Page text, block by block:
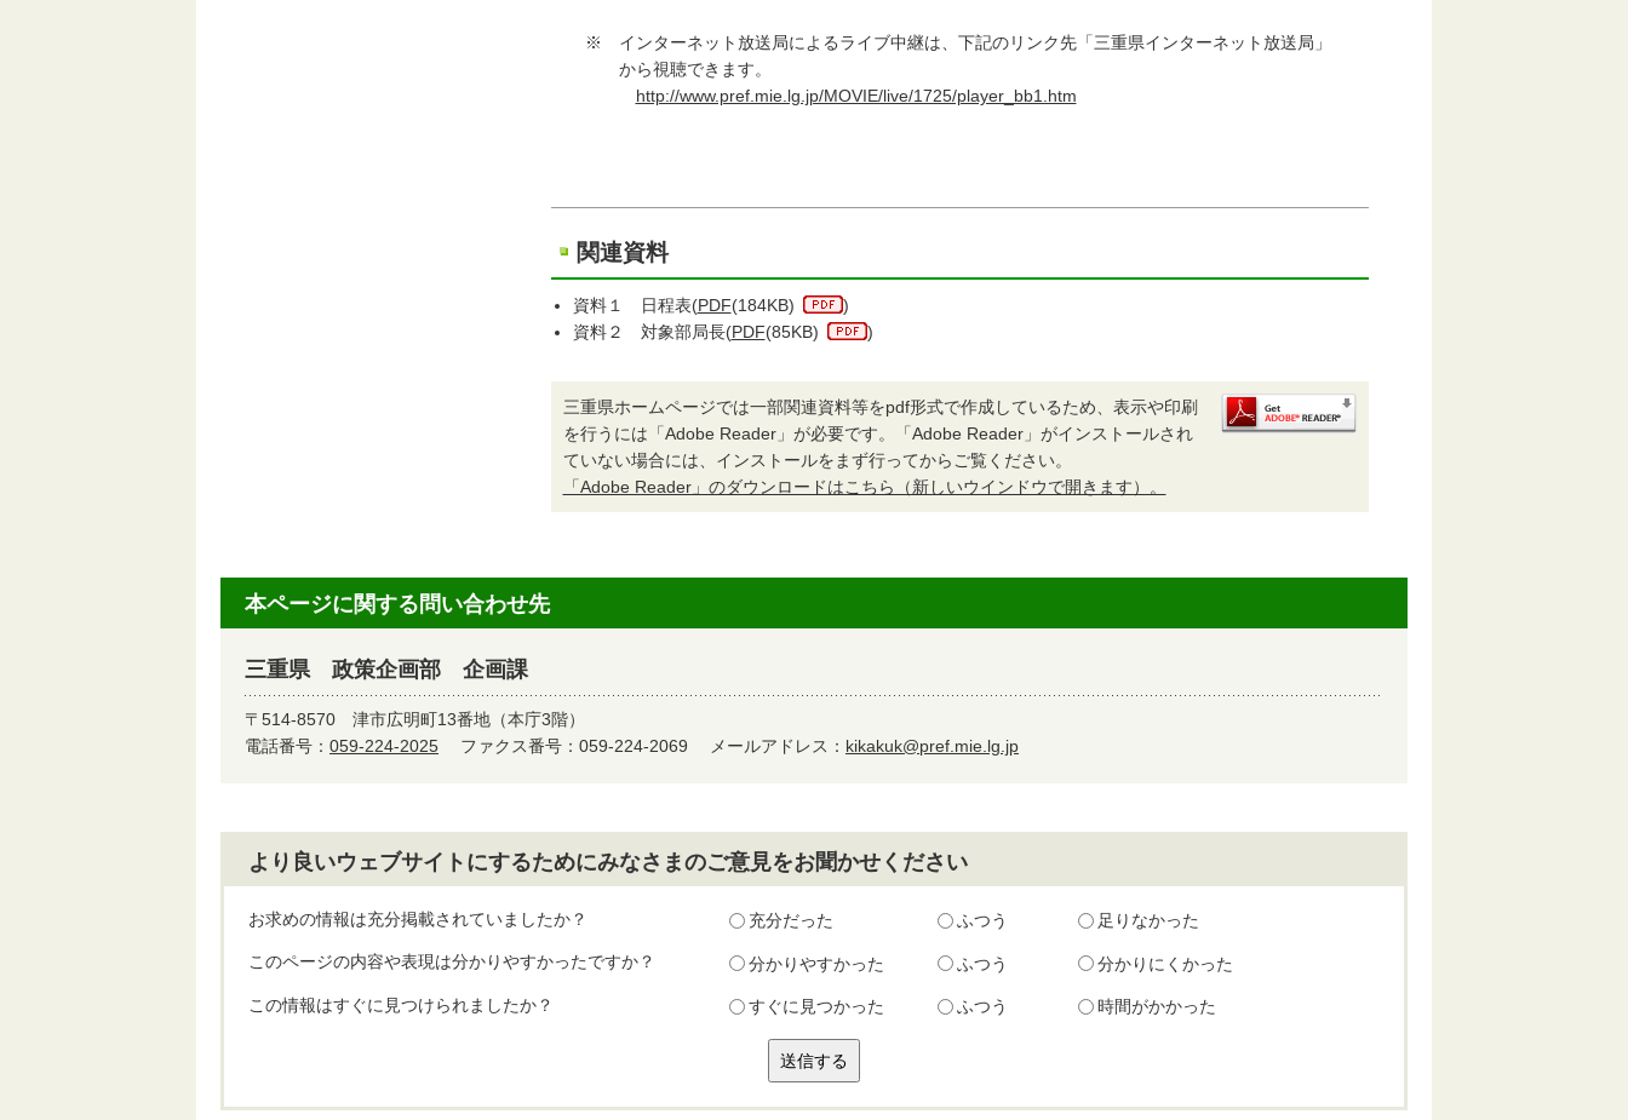
※ インターネット放送局によるライブ中継は、下記のリンク先「三重県インターネット放送局」
から視聴できます。
http://www.pref.mie.lg.jp/MOVIE/live/1725/player_bb1.htm
関連資料
資料１ 日程表(PDF(184KB)
)
資料２ 対象部局長(PDF(85KB) )
三重県ホームページでは一部関連資料等をpdf形式で作成しているため、表示や印刷
を行うには「Adobe Reader」が必要です。「Adobe Reader」がインストールされ
ていない場合には、インストールをまず行ってからご覧ください。
「Adobe Reader」のダウンロードはこちら（新しいウインドウで開きます）。
本ページに関する問い合わせ先
三重県 政策企画部 企画課
〒514-8570 津市広明町13番地（本庁3階）
電話番号： 059-224-2025 ファクス番号：059-224-2069 メールアドレス： kikakuk@pref.mie.lg.jp
より良いウェブサイトにするためにみなさまのご意見をお聞かせください
お求めの情報は充分掲載されていましたか？ 充分だった ふつう 足りなかった
このページの内容や表現は分かりやすかったですか？ 分かりやすかった ふつう 分かりにくかった
この情報はすぐに見つけられましたか？ すぐに見つかった ふつう 時間がかかった